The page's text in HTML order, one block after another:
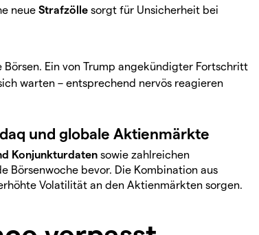
neue Strafzölle sorgt für Unsicherheit bei
Ein von Trump angekündigter Fortschritt
warten – entsprechend nervös reagieren
und globale Aktienmärkte
Konjunkturdaten sowie zahlreichen
Börsenwoche bevor. Die Kombination aus
Volatilität an den Aktienmärkten sorgen.